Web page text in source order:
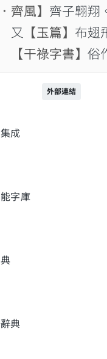
齊風】 齊子翺翔
又
【玉篇】 布翅
【干祿字書】 俗
外部連結
成
字庫
典